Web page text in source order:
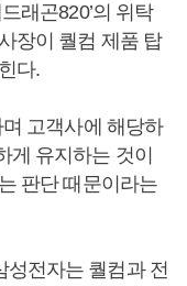
래곤820’의 위탁
장이 퀄컴 제품 탑
다.
고객사에 해당하
게 유지하는 것이
판단 때문이라는
성전자는 퀄컴과 전